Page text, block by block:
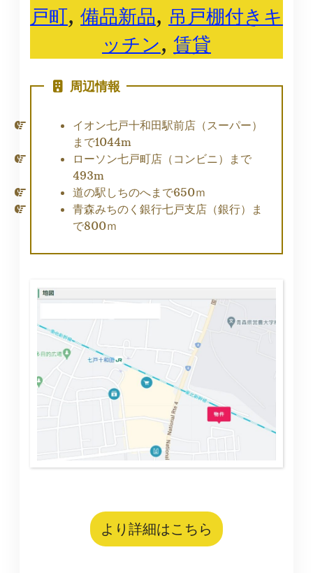
戸町, 備品新品, 吊戸棚付きキ
ッチン, 賃貸
周辺情報
イオン七戸十和田駅前店（スーパー）
まで1044m
ローソン七戸町店（コンビニ）まで
493m
道の駅しちのへまで650ｍ
青森みちのく銀行七戸支店（銀行）ま
で800ｍ
より詳細はこちら